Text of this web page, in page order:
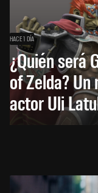
HACE 1 DÍA
¿Quién será
of Zelda?
actor Uli